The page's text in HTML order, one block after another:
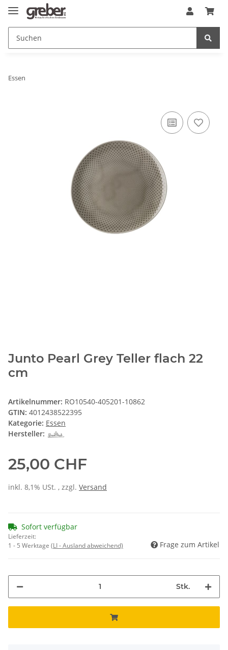
Essen
Junto Pearl Grey Teller flach 22
cm
Artikelnummer: RO10540-405201-10862
GTIN: 4012438522395
Kategorie: Essen
Hersteller:
25,00 CHF
inkl. 8,1% USt. , zzgl. Versand
Sofort verfügbar
Lieferzeit:
1 - 5 Werktage (LI - Ausland abweichend) Frage zum Artikel
Stk.